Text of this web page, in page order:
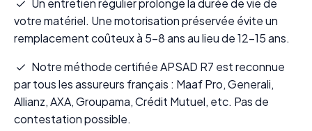
Un entretien régulier prolonge la durée de vie de
votre matériel. Une motorisation préservée évite un
remplacement coûteux à 5-8 ans au lieu de 12-15 ans.
Notre méthode certifiée APSAD R7 est reconnue
par tous les assureurs français : Maaf Pro, Generali,
Allianz, AXA, Groupama, Crédit Mutuel, etc. Pas de
contestation possible.